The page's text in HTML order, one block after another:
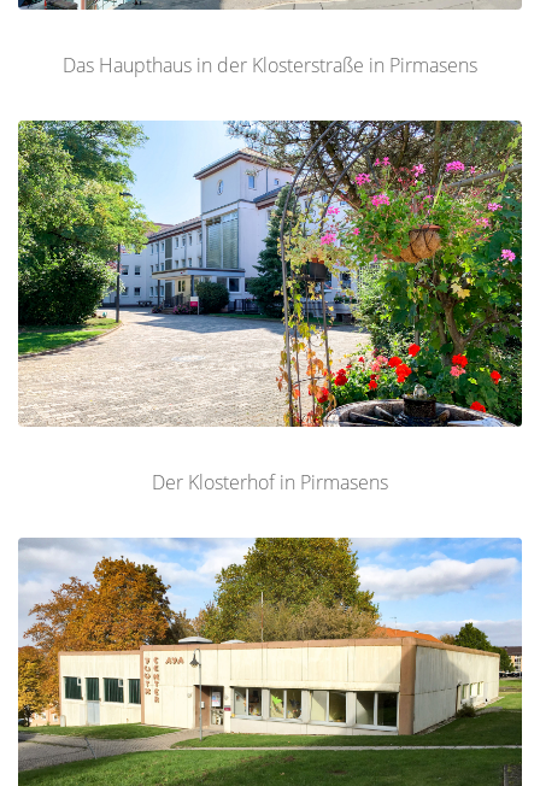
Das Haupthaus in der Klosterstraße in Pirmasens
Der Klosterhof in Pirmasens